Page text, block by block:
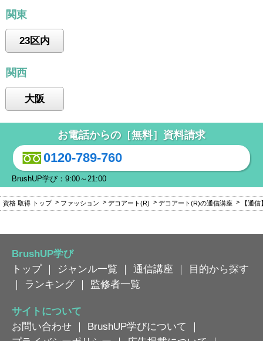
関東
23区内
関西
大阪
お電話からの［無料］資料請求
0120-789-760
BrushUP学び：9:00～21:00
資格 取得 トップ ファッション デコアート(R) デコアート(R)の通信講座 【通
BrushUP学び
トップ｜ ジャンル一覧 ｜ 通信講座 ｜
目的から探す
｜
ランキング ｜ 監修者一覧
サイトについて
お問い合わせ ｜ BrushUP学びについて
｜